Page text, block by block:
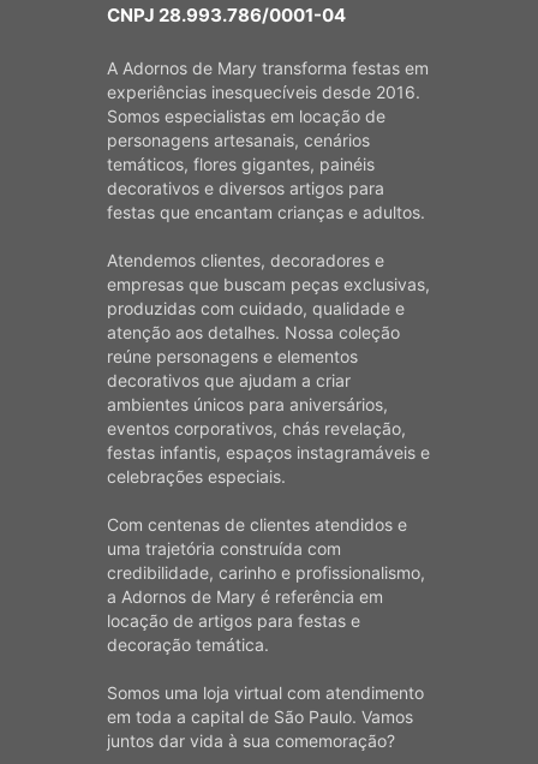
CNPJ 28.993.786/0001-04
A Adornos de Mary transforma festas em
experiências inesquecíveis desde 2016.
Somos especialistas em locação de
personagens artesanais, cenários
temáticos, flores gigantes, painéis
decorativos e diversos artigos para
festas que encantam crianças e adultos.
Atendemos clientes, decoradores e
empresas que buscam peças exclusivas,
produzidas com cuidado, qualidade e
atenção aos detalhes. Nossa coleção
reúne personagens e elementos
decorativos que ajudam a criar
ambientes únicos para aniversários,
eventos corporativos, chás revelação,
festas infantis, espaços instagramáveis e
celebrações especiais.
Com centenas de clientes atendidos e
uma trajetória construída com
credibilidade, carinho e profissionalismo,
a Adornos de Mary é referência em
locação de artigos para festas e
decoração temática.
Somos uma loja virtual com atendimento
em toda a capital de São Paulo. Vamos
juntos dar vida à sua comemoração?